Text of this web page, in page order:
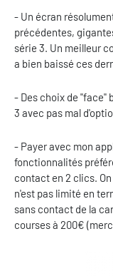
- Un écran
précédentes,
série 3. Un meilleur
a bien baissé ces
- Des choix de "face"
3 avec pas mal
- Payer avec mon
fonctionnalités
contact en 2 clics.
n'est pas limité en
sans contact de la
courses à 200€